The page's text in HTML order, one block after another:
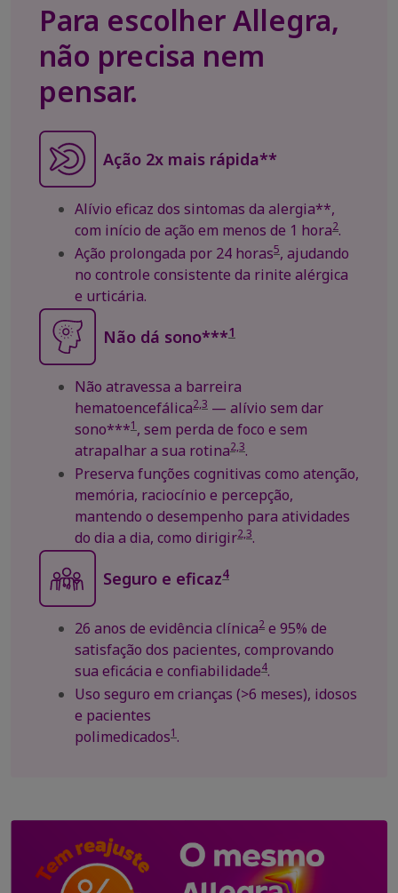
Para escolher Allegra,
não precisa nem
pensar.
Ação 2x mais rápida**
Alívio eficaz dos sintomas da alergia**,
com início de ação em menos de 1 hora2.
Ação prolongada por 24 horas5, ajudando
no controle consistente da rinite alérgica
e urticária.
Não dá sono***1
Não atravessa a barreira
hematoencefálica2,3 — alívio sem dar
sono***1 , sem perda de foco e sem
atrapalhar a sua rotina2,3.
Preserva funções cognitivas como atenção,
memória, raciocínio e percepção,
mantendo o desempenho para atividades
do dia a dia, como dirigir2,3.
Seguro e eficaz4
26 anos de evidência clínica2 e 95% de
satisfação dos pacientes, comprovando
sua eficácia e confiabilidade4.
Uso seguro em crianças (>6 meses), idosos
e pacientes
polimedicados1.